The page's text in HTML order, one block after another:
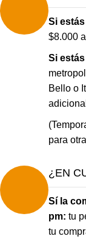
Si
$8.000
Si
Bello o
para
¿EN
Sí la
pm: tu
tu